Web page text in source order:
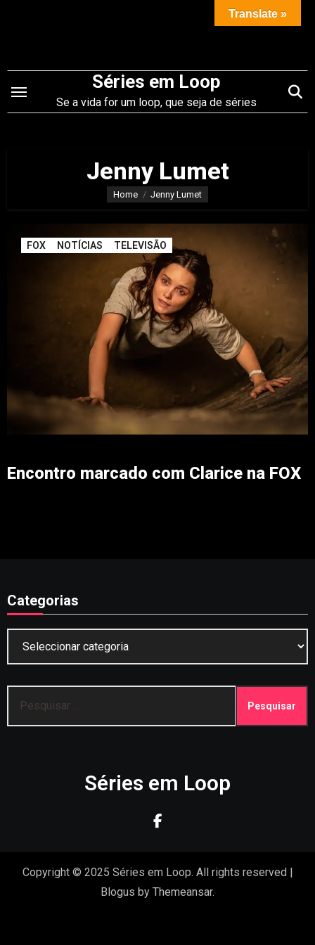
conteúdo
Séries em Loop
Se a vida for um loop, que seja de séries
Jenny Lumet
Home Jenny Lumet
FOX NOTÍCIAS TELEVISÃO
Encontro marcado com Clarice na FOX
Categorias
por:
Séries em Loop
Copyright © 2025 Séries em Loop. All rights reserved |
Blogus by Themeansar.
Translate »